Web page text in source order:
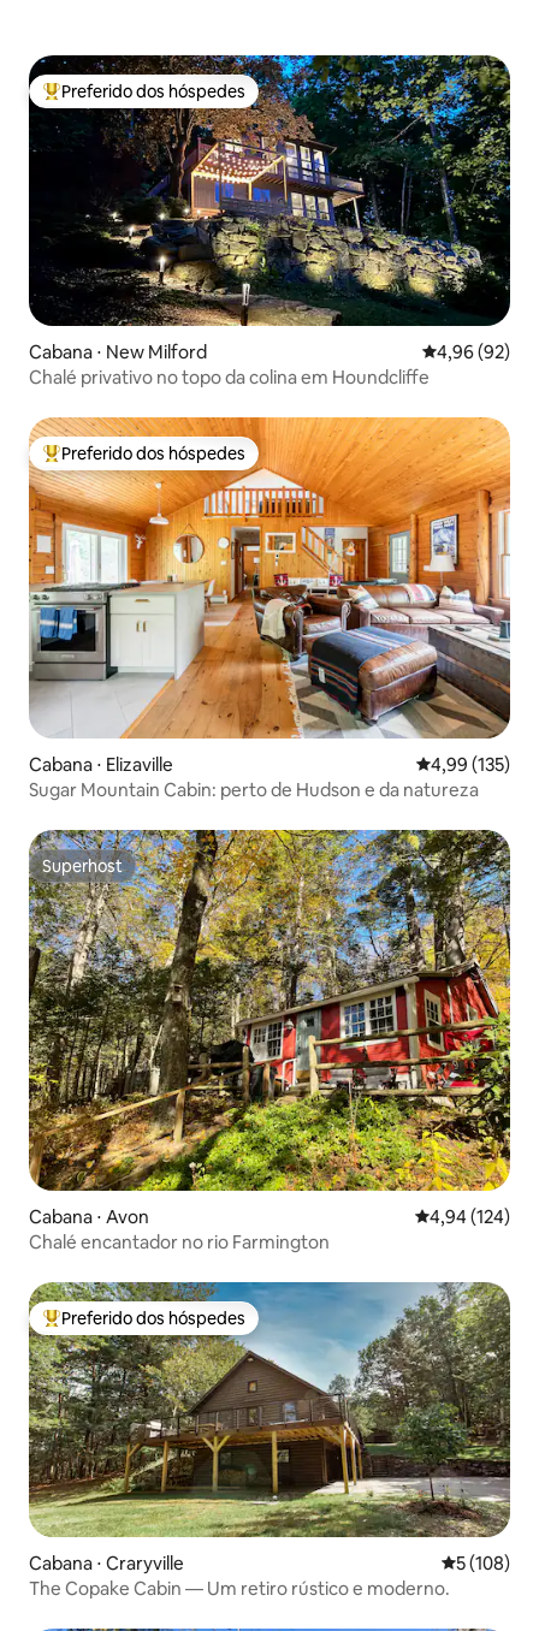
Entre os melhores preferidos dos hóspedes
Preferido dos hóspedes
Cabana ⋅ New Milford 4,96 de uma
4,96 (92)
Chalé privativo no topo da colina em Houndcliffe
Entre os melhores preferidos dos hóspedes
Preferido dos hóspedes
Cabana ⋅ Elizaville 4,99 de uma
4,99 (135)
Sugar Mountain Cabin: perto de Hudson e da natureza
Superhost
Superhost
Cabana ⋅ Avon 4,94 de uma
4,94 (124)
Chalé encantador no rio Farmington
Entre os melhores preferidos dos hóspedes
Preferido dos hóspedes
Cabana ⋅ Craryville 5 de uma
5 (108)
The Copake Cabin — Um retiro rústico e moderno.